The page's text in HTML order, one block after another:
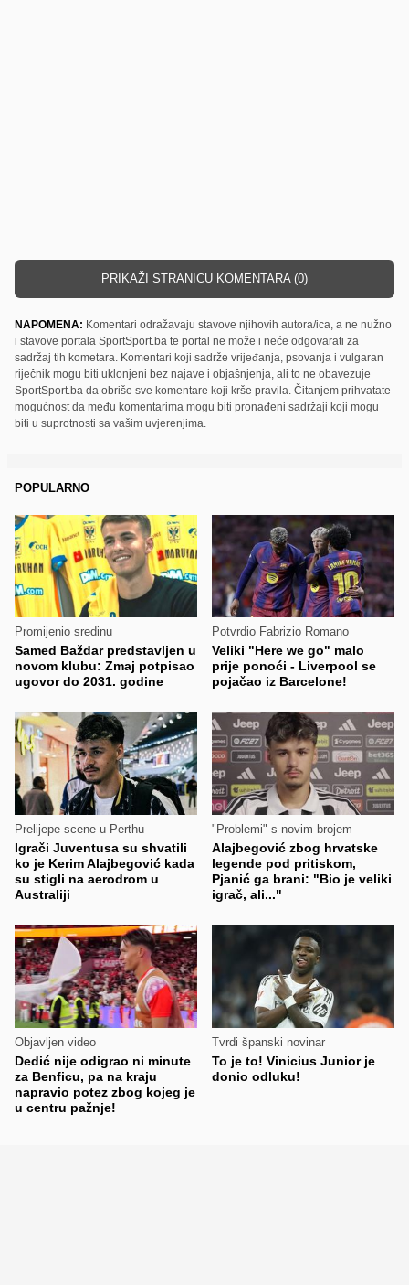
PRIKAŽI STRANICU KOMENTARA (0)
NAPOMENA: Komentari odražavaju stavove njihovih autora/ica, a ne nužno
i stavove portala SportSport.ba te portal ne može i neće odgovarati za
sadržaj tih kometara. Komentari koji sadrže vrijeđanja, psovanja i vulgaran
riječnik mogu biti uklonjeni bez najave i objašnjenja, ali to ne obavezuje
SportSport.ba da obriše sve komentare koji krše pravila. Čitanjem prihvatate
mogućnost da među komentarima mogu biti pronađeni sadržaji koji mogu
biti u suprotnosti sa vašim uvjerenjima.
POPULARNO
Promijenio sredinu
Samed Baždar predstavljen u
novom klubu: Zmaj potpisao
ugovor do 2031. godine
Potvrdio Fabrizio Romano
Veliki "Here we go" malo
prije ponoći - Liverpool se
pojačao iz Barcelone!
Prelijepe scene u Perthu
Igrači Juventusa su shvatili
ko je Kerim Alajbegović kada
su stigli na aerodrom u
Australiji
"Problemi" s novim brojem
Alajbegović zbog hrvatske
legende pod pritiskom,
Pjanić ga brani: "Bio je veliki
igrač, ali..."
Objavljen video
Dedić nije odigrao ni minute
za Benficu, pa na kraju
napravio potez zbog kojeg je
u centru pažnje!
Tvrdi španski novinar
To je to! Vinicius Junior je
donio odluku!